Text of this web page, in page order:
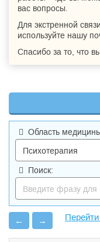
вас вопросы.
Для экстренной
используйте нашу
Спасибо за то, что
Область
Поиск:
← →